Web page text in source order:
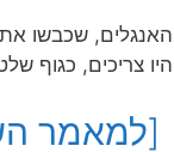
היו צריכים, כגוף